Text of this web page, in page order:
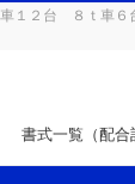
１２台 ８ｔ車
書式一覧（配合